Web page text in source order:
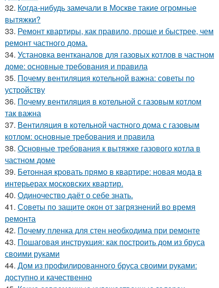
32. Когда-нибудь замечали в Москве такие огромные
вытяжки?
33. Ремонт квартиры, как правило, проще и быстрее, чем
ремонт частного дома.
34. Установка вентканалов для газовых котлов в частном
доме: основные требования и правила
35. Почему вентиляция котельной важна: советы по
устройству
36. Почему вентиляция в котельной с газовым котлом
так важна
37. Вентиляция в котельной частного дома с газовым
котлом: основные требования и правила
38. Основные требования к вытяжке газового котла в
частном доме
39. Бетонная кровать прямо в квартире: новая мода в
интерьерах московских квартир.
40. Одиночество даёт о себе знать.
41. Советы по защите окон от загрязнений во время
ремонта
42. Почему пленка для стен необходима при ремонте
43. Пошаговая инструкция: как построить дом из бруса
своими руками
44. Дом из профилированного бруса своими руками:
доступно и качественно